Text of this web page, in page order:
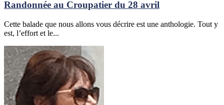
Randonnée au Croupatier du 28 avril
Cette balade que nous allons vous décrire est une anthologie. Tout y
est, l’effort et le...